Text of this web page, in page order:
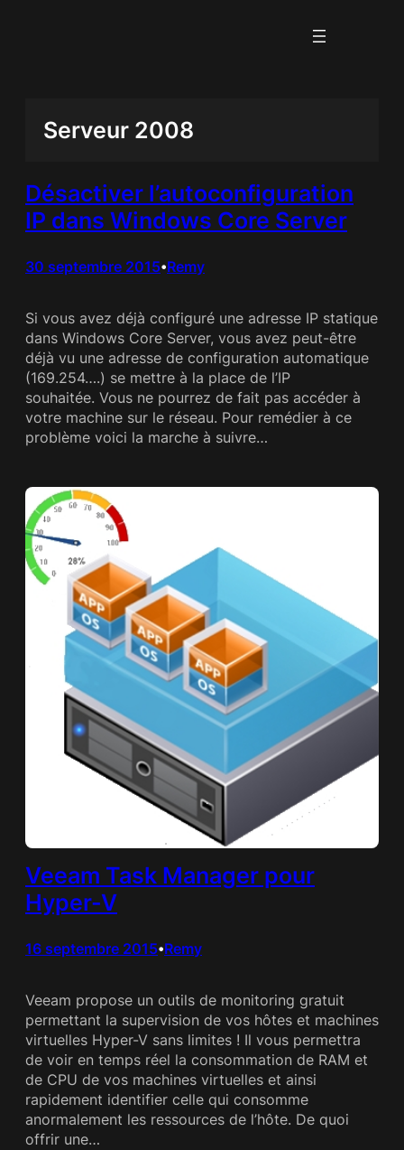
Serveur 2008
Désactiver l’autoconfiguration
IP dans Windows Core Server
30 septembre 2015•Remy
Si vous avez déjà configuré une adresse IP statique
dans Windows Core Server, vous avez peut-être
déjà vu une adresse de configuration automatique
(169.254….) se mettre à la place de l’IP
souhaitée. Vous ne pourrez de fait pas accéder à
votre machine sur le réseau. Pour remédier à ce
problème voici la marche à suivre…
Veeam Task Manager pour
Hyper-V
16 septembre 2015•Remy
Veeam propose un outils de monitoring gratuit
permettant la supervision de vos hôtes et machines
virtuelles Hyper-V sans limites ! Il vous permettra
de voir en temps réel la consommation de RAM et
de CPU de vos machines virtuelles et ainsi
rapidement identifier celle qui consomme
anormalement les ressources de l’hôte. De quoi
offrir une…